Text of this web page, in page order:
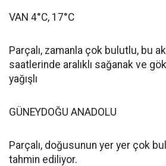
VAN 4°C, 17°C
Parçalı, zamanla çok bulutlu, bu
saatlerinde aralıklı sağanak ve
yağışlı
GÜNEYDOĞU ANADOLU
Parçalı, doğusunun yer yer çok
tahmin ediliyor.